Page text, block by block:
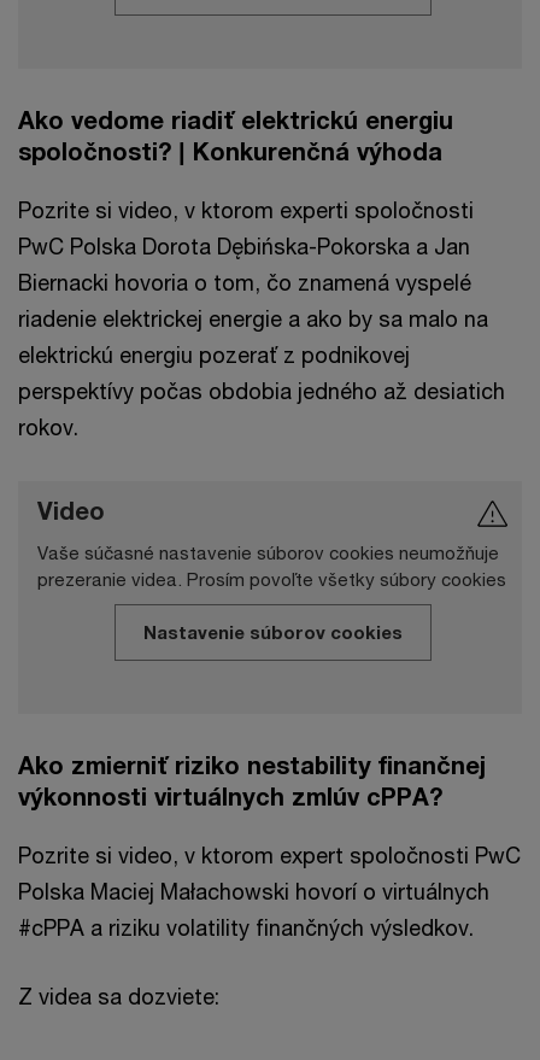
Ako vedome riadiť elektrickú energiu
spoločnosti? | Konkurenčná výhoda
Pozrite si video, v ktorom experti spoločnosti
PwC Polska Dorota Dębińska-Pokorska a Jan
Biernacki hovoria o tom, čo znamená vyspelé
riadenie elektrickej energie a ako by sa malo na
elektrickú energiu pozerať z podnikovej
perspektívy počas obdobia jedného až desiatich
rokov.
Video
Vaše súčasné nastavenie súborov cookies neumožňuje
prezeranie videa. Prosím povoľte všetky súbory cookies
Nastavenie súborov cookies
Ako zmierniť riziko nestability finančnej
výkonnosti virtuálnych zmlúv cPPA?
Pozrite si video, v ktorom expert spoločnosti PwC
Polska Maciej Małachowski hovorí o virtuálnych
#cPPA a riziku volatility finančných výsledkov.
Z videa sa dozviete: